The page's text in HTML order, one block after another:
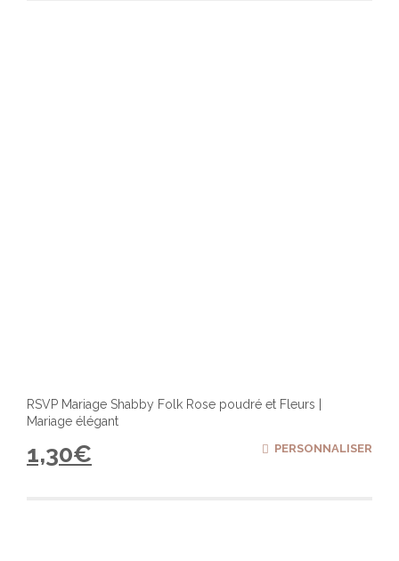
RSVP Mariage Shabby Folk Rose poudré et Fleurs |
Mariage élégant
1,30€ PERSONNALISER